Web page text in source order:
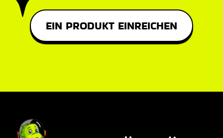
EIN PRODUKT EINREICHEN